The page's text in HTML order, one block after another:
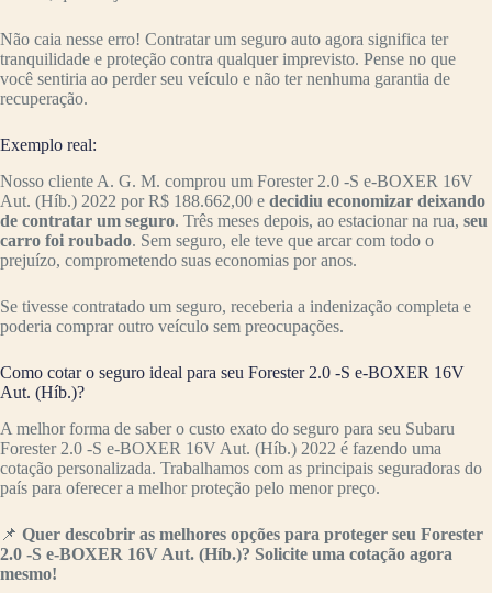
Não caia nesse erro! Contratar um seguro auto agora significa ter
tranquilidade e proteção contra qualquer imprevisto. Pense no que
você sentiria ao perder seu veículo e não ter nenhuma garantia de
recuperação.
Exemplo real:
Nosso cliente A. G. M. comprou um Forester 2.0 -S e-BOXER 16V
Aut. (Híb.) 2022 por R$ 188.662,00 e decidiu economizar deixando
de contratar um seguro. Três meses depois, ao estacionar na rua, seu
carro foi roubado. Sem seguro, ele teve que arcar com todo o
prejuízo, comprometendo suas economias por anos.
Se tivesse contratado um seguro, receberia a indenização completa e
poderia comprar outro veículo sem preocupações.
Como cotar o seguro ideal para seu Forester 2.0 -S e-BOXER 16V
Aut. (Híb.)?
A melhor forma de saber o custo exato do seguro para seu Subaru
Forester 2.0 -S e-BOXER 16V Aut. (Híb.) 2022 é fazendo uma
cotação personalizada. Trabalhamos com as principais seguradoras do
país para oferecer a melhor proteção pelo menor preço.
📌 Quer descobrir as melhores opções para proteger seu Forester
2.0 -S e-BOXER 16V Aut. (Híb.)? Solicite uma cotação agora
mesmo!